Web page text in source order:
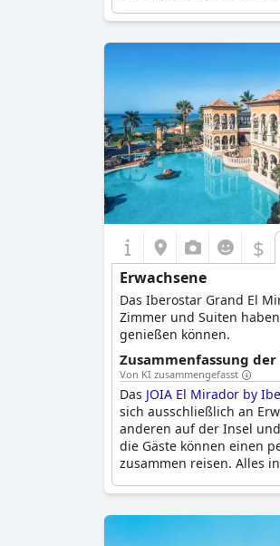
$
Erwachsene
Das Iberostar Grand El
Zimmer und Suiten
genießen können.
Zusammenfassung
Von KI zusammengefasst
Das JOIA El Mirador by
sich ausschließlich an
anderen auf der Insel
die Gäste können einen
zusammen reisen. Alles